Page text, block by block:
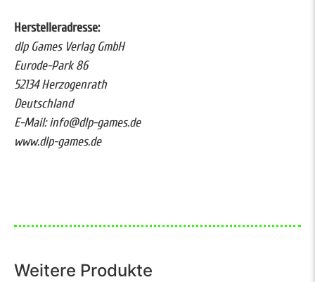
Herstelleradresse:
dlp Games Verlag GmbH
Eurode-Park 86
52134 Herzogenrath
Deutschland
E-Mail: info@dlp-games.de
www.dlp-games.de
Weitere Produkte